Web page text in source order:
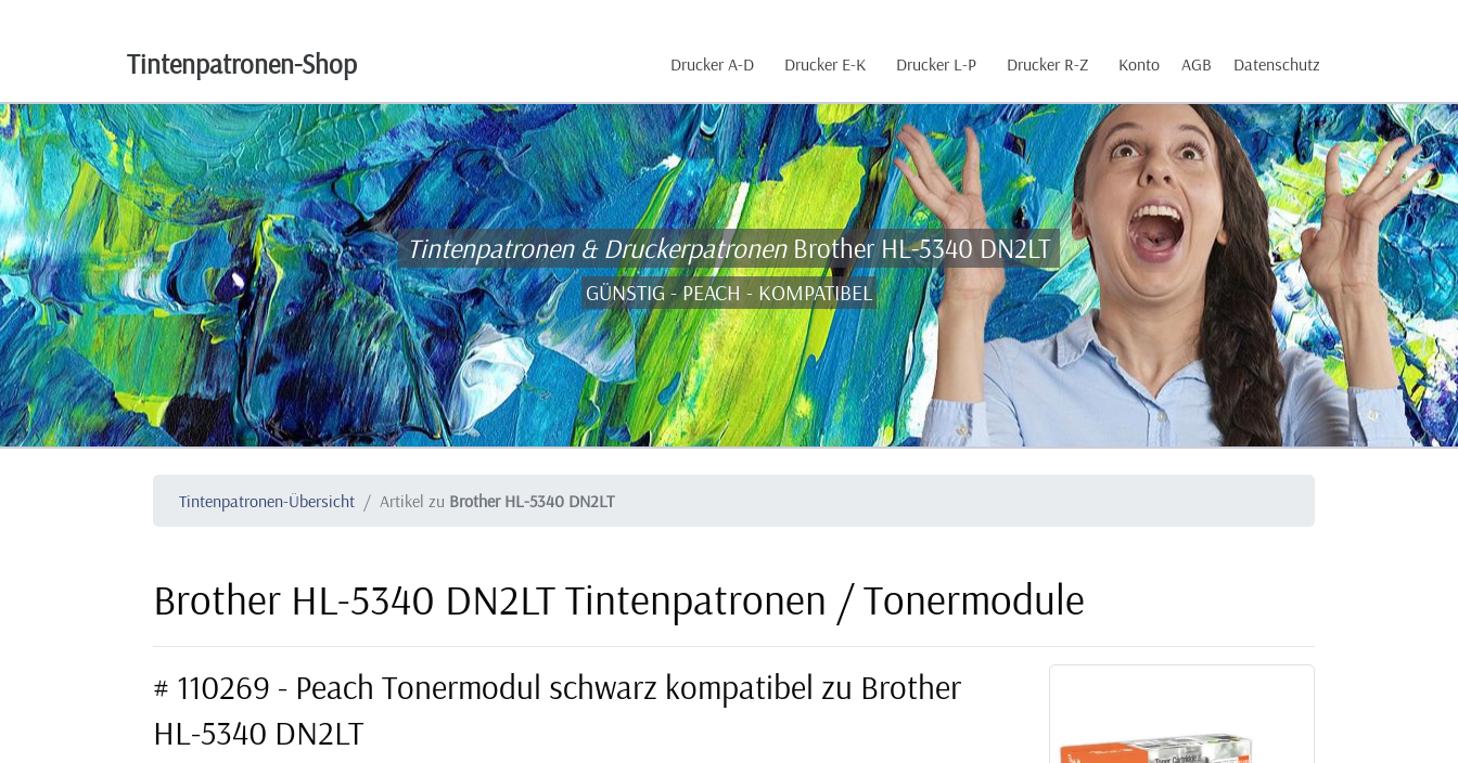
Tintenpatronen-Shop Drucker A-D Drucker E-K Drucker L-P Drucker R-Z Konto AGB Datenschutz
Tintenpatronen & Druckerpatronen Brother HL-5340 DN2LT
GÜNSTIG - PEACH - KOMPATIBEL
Tintenpatronen-Übersicht Artikel zu Brother HL-5340 DN2LT
Brother HL-5340 DN2LT Tintenpatronen / Tonermodule
# 110269 - Peach Tonermodul schwarz kompatibel zu Brother
HL-5340 DN2LT